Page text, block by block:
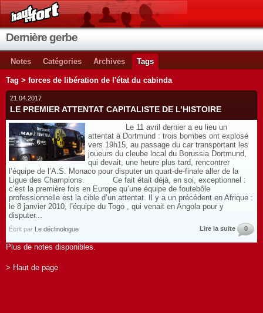
Dernière gerbe
Notes Catégories Archives Tags
Tag > forces de libération de l'état du cabinda
21.04.2017
LE PREMIER ATTENTAT CAPITALISTE DE L’HISTOIRE
Le 11 avril dernier a eu lieu un
attentat à Dortmund : trois bombes ont explosé
vers 19h15, au passage du car transportant les
joueurs du cleube local du Borussia Dortmund,
qui devait, une heure plus tard, rencontrer
l’équipe de l’A.S. Monaco pour disputer un quart-de-finale aller de la
Ligue des Champions. Ce fait était déjà, en soi, exceptionnel :
c’est la première fois en Europe qu’une équipe de foutebôle
professionnelle est la cible d’un attentat. Il y a un précédent en Afrique :
le 8 janvier 2010, l’équipe du Togo , qui venait en Angola pour y
disputer...
Écrit par Le déclinologue Lire la suite 0
Plus de notes disponibles.
> Haut de page